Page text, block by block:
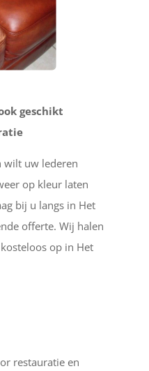
geschikt
wilt uw lederen
op kleur laten
bij u langs in Het
offerte. Wij halen
op in Het
restauratie en